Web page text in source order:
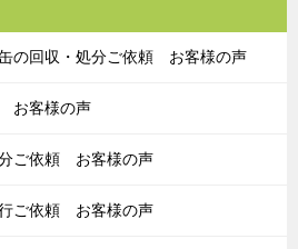
の回収・処分ご依頼 お客様の声
お客様の声
ご依頼 お客様の声
行ご依頼 お客様の声